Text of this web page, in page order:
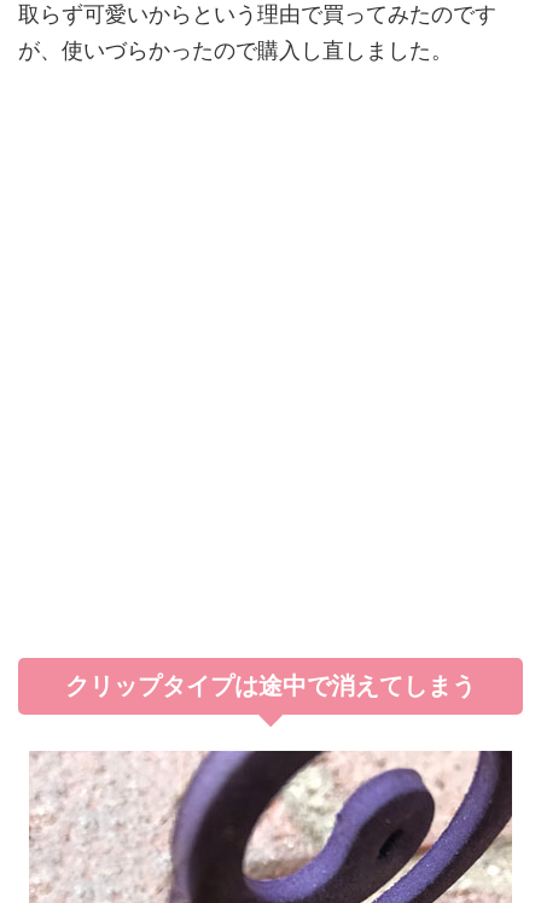
取らず可愛いからという理由で買ってみたのです
が、使いづらかったので購入し直しました。
クリップタイプは途中で消えてしまう